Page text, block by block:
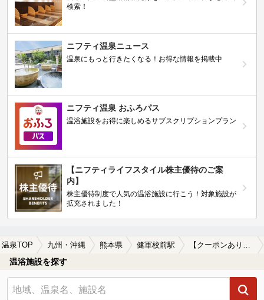
検索！
ニフティ温泉ニュース
温泉にもっと行きたくなる！お得な情報を掲載中
ニフティ温泉 おふろパス
温浴施設をお得に楽しめるサブスクリプションプラン
【ニフティライフスタイル株主優待のご案
内】
株主優待制度で人気の温浴施設に行こう！対象施設が
拡充されました！
温泉TOP 九州・沖縄 熊本県 健軍校前駅 【クーポンあり】ホテルで楽しめる健軍校前駅近くの温泉、日帰り温泉、スーパー銭湯おすすめ
温浴施設を探す